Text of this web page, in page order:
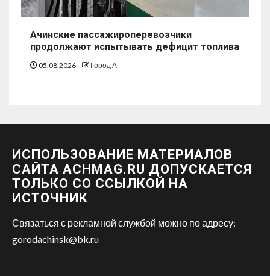
Ачинские пассажироперевозчики
продолжают испытывать дефицит топлива
05.08.2026 Город А
ИСПОЛЬЗОВАНИЕ МАТЕРИАЛОВ
САЙТА ACHMAG.RU ДОПУСКАЕТСЯ
ТОЛЬКО СО ССЫЛКОЙ НА
ИСТОЧНИК
Связаться с рекламной службой можно по адресу:
gorodachinsk@bk.ru